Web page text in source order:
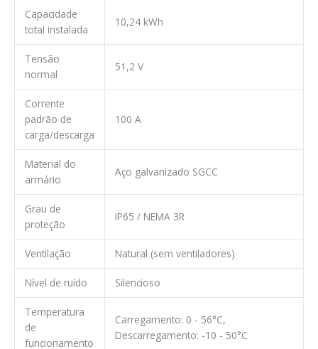
Capacidade
total instalada
10,24 kWh
Tensão
normal
51,2 V
Corrente
padrão de
carga/descarga
100 A
Material do
armário
Aço galvanizado SGCC
Grau de
proteção
IP65 / NEMA 3R
Ventilação Natural (sem ventiladores)
Nível de ruído Silencioso
Temperatura
de
funcionamento
Carregamento: 0 - 56°C,
Descarregamento: -10 - 50°C